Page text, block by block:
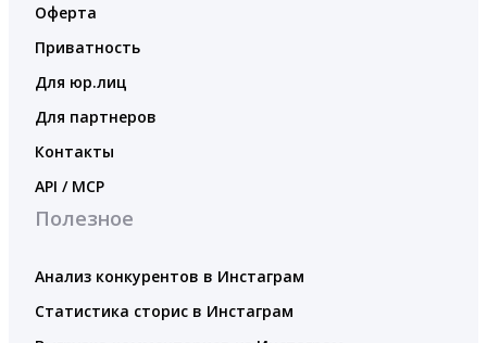
Оферта
Приватность
Для юр.лиц
Для партнеров
Контакты
API / MCP
Полезное
Анализ конкурентов в Инстаграм
Статистика сторис в Инстаграм